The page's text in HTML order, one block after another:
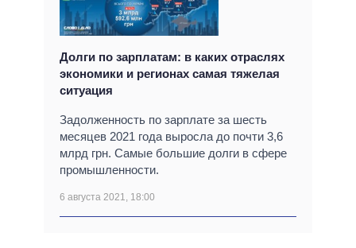
Долги по зарплатам: в каких отраслях
экономики и регионах самая тяжелая
ситуация
Задолженность по зарплате за шесть
месяцев 2021 года выросла до почти 3,6
млрд грн. Самые большие долги в сфере
промышленности.
6 августа 2021, 18:00